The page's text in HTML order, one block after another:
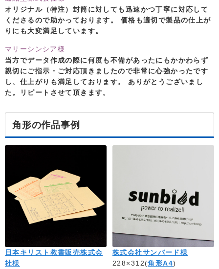
オリジナル（特注）封筒に対しても迅速かつ丁寧に対応して
くださるので助かっております。 価格も適切で製品の仕上が
りにも大変満足しています。
マリーシンシア様
当方でデータ作成の際に何度も不備があったにもかかわらず
親切にご指示・ご対応頂きましたので非常に心強かったです
し、仕上がりも満足しております。 ありがとうございまし
た。リピートさせて頂きます。
角形の作品事例
日本キリスト教書販売株式会
社様
株式会社サンバード様
228×312(角形A4)